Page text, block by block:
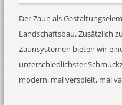
Der Zaun als
Landschaftsbau. Zusätzlich
Zaunsystemen bieten wir
unterschiedlichster
modern, mal verspielt, mal